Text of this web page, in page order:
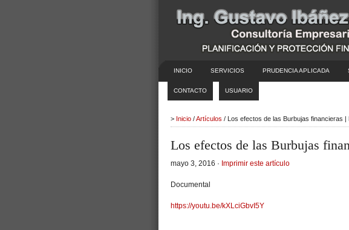
INICIO SERVICIOS PRUDENCIA APLICADA
CONTACTO USUARIO
> Inicio /Artículos / Los efectos de las Burbujas financieras |
Los efectos de las Burbujas
mayo 3, 2016 · Imprimir este artículo
Documental
https://youtu.be/kXLciGbvI5Y